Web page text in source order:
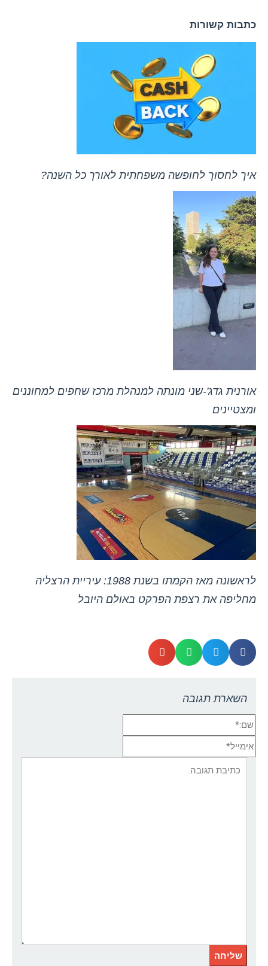
כתבות קשורות
איך לחסוך לחופשה משפחתית לאורך כל השנה?
אורנית גדג'-שני מונתה למנהלת מרכז שחפים למחוננים
ומצטיינים
לראשונה מאז הקמתו בשנת 1988: עיריית הרצליה
מחליפה את רצפת הפרקט באולם היובל
השארת תגובה
שם:*
אימייל*
אתר:תגובה